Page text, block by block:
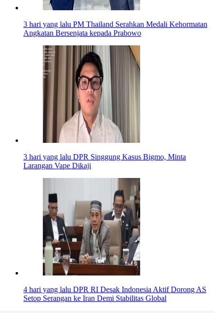
3 hari yang lalu PM Thailand Serahkan Medali Kehormatan
Angkatan Bersenjata kepada Prabowo
3 hari yang lalu DPR Singgung Kasus Bigmo, Minta
Larangan Vape Dikaji
4 hari yang lalu DPR RI Desak Indonesia Aktif Dorong AS
Setop Serangan ke Iran Demi Stabilitas Global